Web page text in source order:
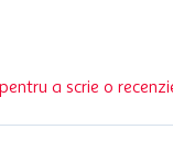
a scrie o